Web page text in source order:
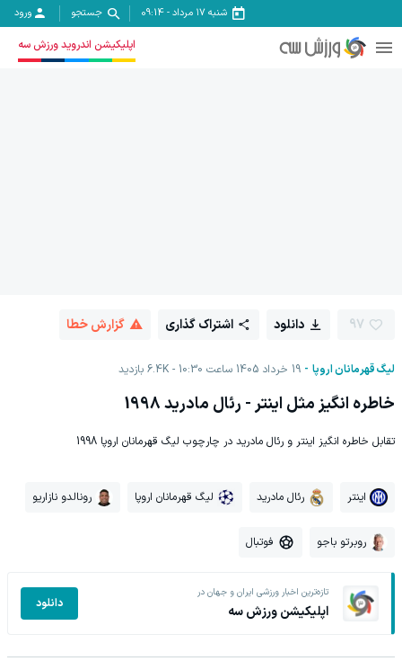
شنبه ۱۷ مرداد -
09:14 جستجو ورود
اپلیکیشن اندروید ورزش سه
لیگ قهرمانان اروپا 19 خرداد 1405 ساعت 10:30 6.4K بازدید
97 دانلود اشتراک گذاری گزارش خطا
خاطره انگیز مثل اینتر - رئال مادرید 1998
تقابل خاطره انگیز اینتر و رئال مادرید در چارچوب لیگ قهرمانان اروپا 1998
اینتر رئال مادرید لیگ قهرمانان اروپا رونالدو نازاریو
روبرتو باجو فوتبال
تازه‌ترین اخبار ورزشی ایران و جهان در
اپلیکیشن ورزش سه دانلود